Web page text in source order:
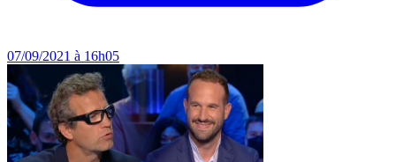
07/09/2021 à 16h05